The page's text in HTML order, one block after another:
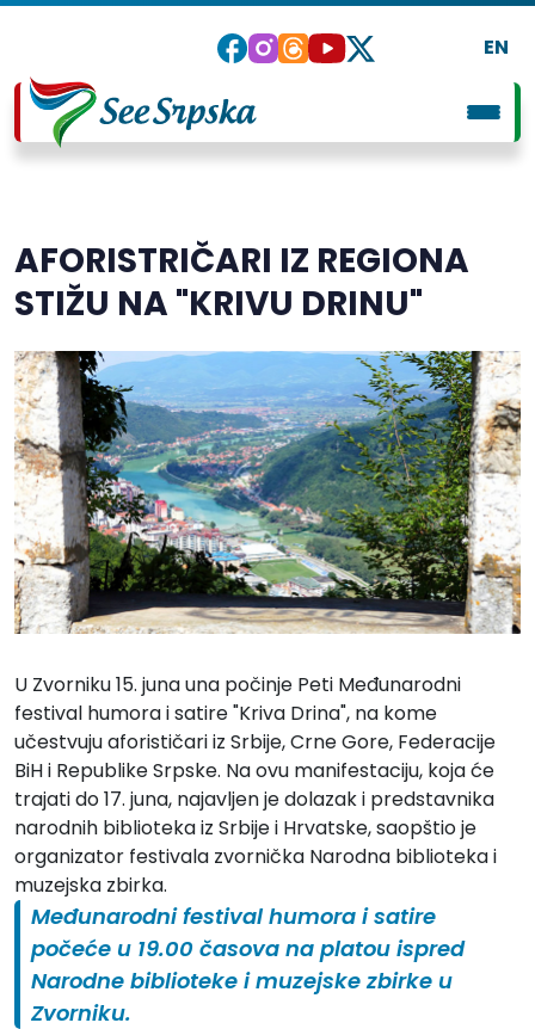
EN
AFORISTRIČARI IZ REGIONA
STIŽU NA "KRIVU DRINU"
U Zvorniku 15. juna una počinje Peti Međunarodni
festival humora i satire "Kriva Drina", na kome
učestvuju aforističari iz Srbije, Crne Gore, Federacije
BiH i Republike Srpske. Na ovu manifestaciju, koja će
trajati do 17. juna, najavljen je dolazak i predstavnika
narodnih biblioteka iz Srbije i Hrvatske, saopštio je
organizator festivala zvornička Narodna biblioteka i
muzejska zbirka.
Međunarodni festival humora i satire
počeće u 19.00 časova na platou ispred
Narodne biblioteke i muzejske zbirke u
Zvorniku.